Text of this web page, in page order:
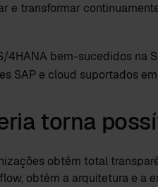
e transformar
4HANA bem-sucedidos na
SAP e cloud suportados
torna
obtêm total
obtêm a arquitetura e a